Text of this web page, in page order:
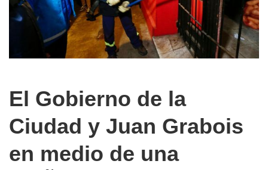
El Gobierno de la
Ciudad y Juan Grabois
en medio de una